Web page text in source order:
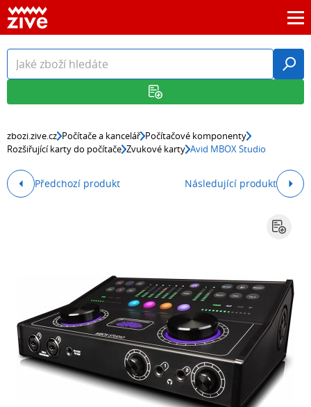
zbozi.zive.cz Počítače a kancelář Počítačové komponenty
Rozšiřující karty do počítače Zvukové karty Avid MBOX Studio
Předchozí produkt Následující produkt